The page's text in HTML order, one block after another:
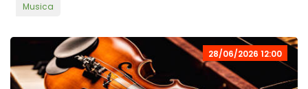
Musica
28/06/2026 12:00